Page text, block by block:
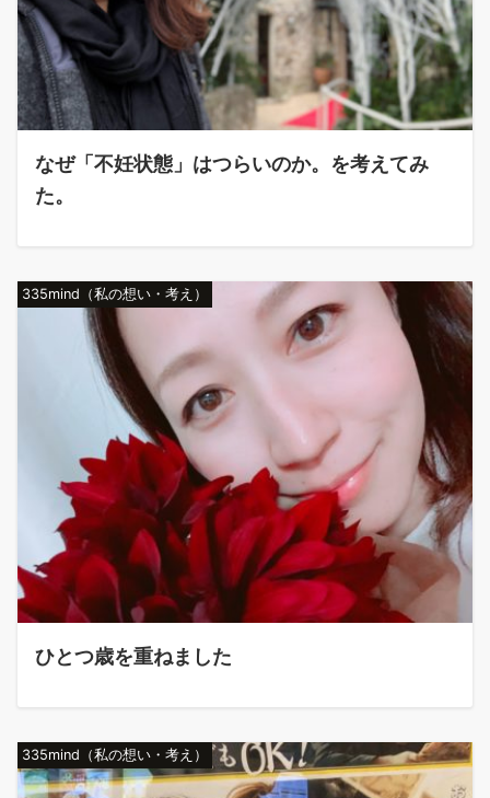
なぜ「不妊状態」はつらいのか。を考えてみ
た。
335mind（私の想い・考え）
ひとつ歳を重ねました
335mind（私の想い・考え）